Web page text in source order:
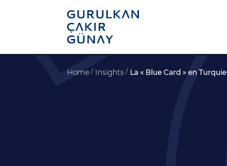
Home Insights La « Blue Card » en Turquie